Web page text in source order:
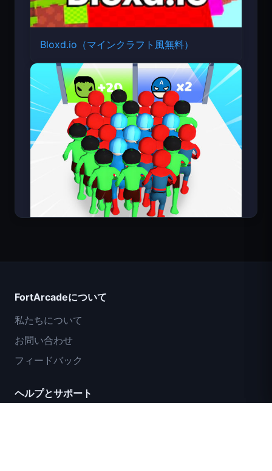
Bloxd.io（マインクラフト風無料）
FortArcadeについて
私たちについて
お問い合わせ
フィードバック
ヘルプとサポート